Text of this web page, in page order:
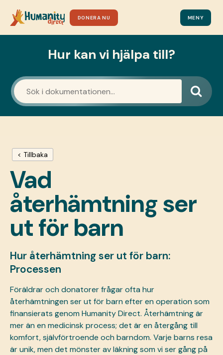
DONERA NU MENY
Hur kan vi hjälpa till?
< Tillbaka
Vad
återhämtning ser
ut för barn
Hur återhämtning ser ut för barn:
Processen
Föräldrar ochdonatorerfrågar ofta hur
återhämtningen ser ut för barn efter en operation som
finansierats genom Humanity Direct. Återhämtning är
mer än en medicinsk process; det är en återgång till
komfort, självförtroende och barndom. Varje barns resa
är unik, men det mönster av läkning som vi ser gång på